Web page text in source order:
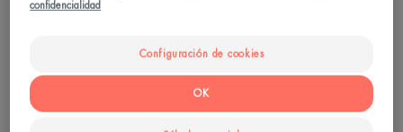
Cómo se forman las arrugas en
¿Por qué la piel del escote es fina y frágil? Porque,
a diferencia de otras partes del cuerpo, no tiene
confidencialidad
Configuración de cookies
OK